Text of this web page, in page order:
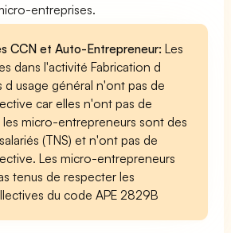
entreprises.
CCN et Auto-Entrepreneur: Les
dans l'activité Fabrication d
d usage général n'ont pas de
car elles n'ont pas de
les micro-entrepreneurs sont des
(TNS) et n'ont pas de
Les micro-entrepreneurs
tenus de respecter les
du code APE 2829B